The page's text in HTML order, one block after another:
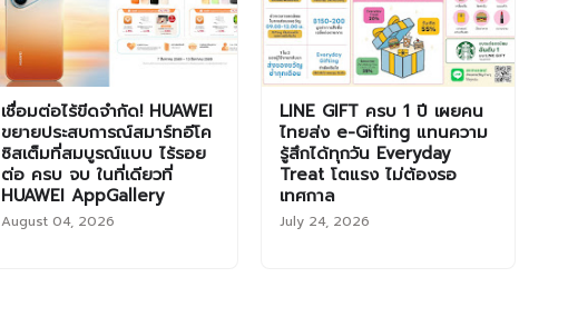
เชื่อมต่อไร้ขีดจำกัด! HUAWEI
ขยายประสบการณ์สมาร์ทอีโค
ซิสเต็มที่สมบูรณ์แบบ ไร้รอย
ต่อ ครบ จบ ในที่เดียวที่
HUAWEI AppGallery
August 04, 2026
LINE GIFT ครบ 1 ปี เผยคน
ไทยส่ง e-Gifting แทนความ
รู้สึกได้ทุกวัน Everyday
Treat โตแรง ไม่ต้องรอ
เทศกาล
July 24, 2026